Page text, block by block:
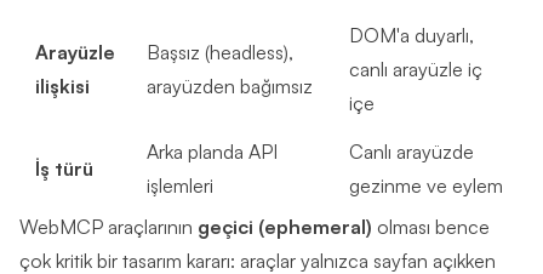
Arayüzle
ilişkisi
Başsız (headless),
arayüzden bağımsız
DOM'a duyarlı,
canlı arayüzle iç
içe
İş türü
Arka planda API
işlemleri
Canlı arayüzde
gezinme ve eylem
WebMCP araçlarının geçici (ephemeral) olması bence
çok kritik bir tasarım kararı: araçlar yalnızca sayfan açıkken